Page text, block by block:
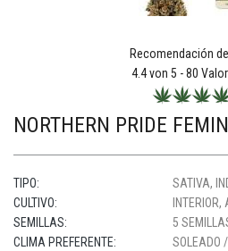
Recomendación
4.4von 5 -80
NORTHERN PRIDE
TIPO:
SATIVA,
CULTIVO:
SEMILLAS:
5
CLIMA PREFERENTE:
SOLEADO